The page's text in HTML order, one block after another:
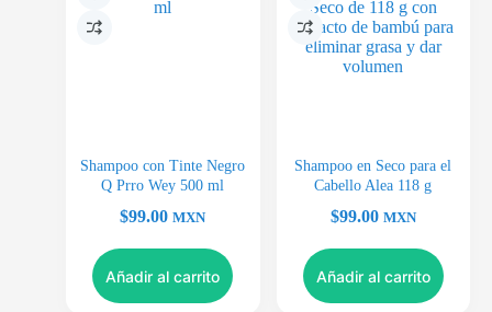
Shampoo con Tinte Negro
Q Prro Wey 500 ml
$99.00 MXN
Añadir al carrito
Shampoo en Seco para el
Cabello Alea 118 g
$99.00 MXN
Añadir al carrito